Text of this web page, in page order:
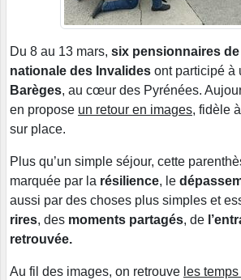
Du 8 au 13 mars, six pensionnaires de
nationale des Invalides ont participé à
Barèges, au cœur des Pyrénées.
en propose un retour en images, fidèle
sur place.
Plus qu’un simple séjour, cette
marquée par la résilience, le
aussi par des choses plus simples et
rires, des moments partagés, de
retrouvée.
Au fil des images, on retrouve les